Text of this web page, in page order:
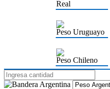
Real
Peso Uruguayo
Peso Chileno